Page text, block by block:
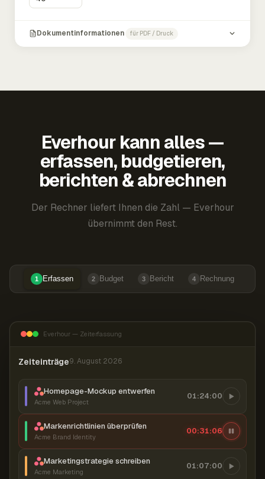
Dokumentinformationen für PDF / Druck
Everhour kann alles —
erfassen, budgetieren,
berichten & abrechnen
Der Rechner liefert Ihnen die Zahl — Everhour
übernimmt den Rest.
1 Erfassen 2 Budget 3 Bericht 4 Rechnung
Everhour — Zeiterfassung
Zeiteinträge9. August 2026
Homepage-Mockup entwerfen
Acme Web Project
01:24:00
Markenrichtlinien überprüfen
Acme Brand Identity
00:31:07
Marketingstrategie schreiben
Acme Marketing
01:07:00